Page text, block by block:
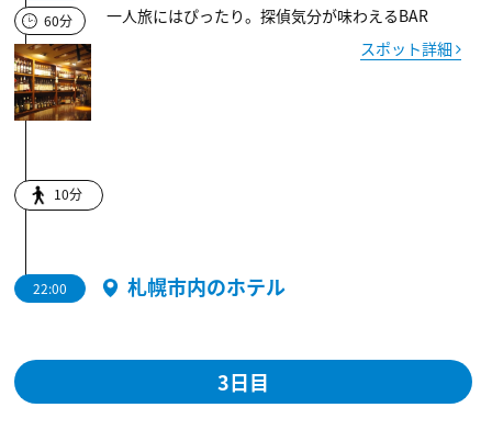
60分
一人旅にはぴったり。探偵気分が味わえるBAR
スポット詳細
10分
22:00 札幌市内のホテル
3日目